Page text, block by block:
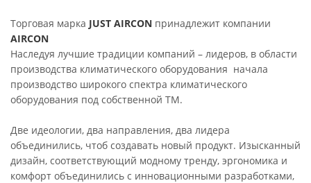
Торговая марка JUST AIRCON принадлежит компании
AIRCON
Наследуя лучшие традиции компаний – лидеров, в области
производства климатического оборудования начала
производство широкого спектра климатического
оборудования под собственной ТМ.
Две идеологии, два направления, два лидера
объединились, чтоб создавать новый продукт. Изысканный
дизайн, соответствующий модному тренду, эргономика и
комфорт объединились с инновационными разработками,